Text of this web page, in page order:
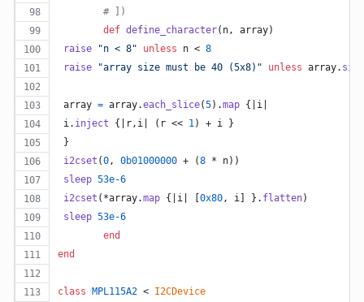
# ])
def define_character( n, array)
raise
"n < 8" unless n < 8
raise
"array size must be 40 (5x8)" unless array. size
array = array.each_slice(5) .map { i
i. inject { r, i ( r << 1) + i
}
}
i2cset (0, 0b01000000 + (8 * n) )
sleep 53e-6
i2cset ( *array.map { i 0x80, i } . flatten)
sleep 53e-6
end
end
class MPL115A2 < I2CDevice